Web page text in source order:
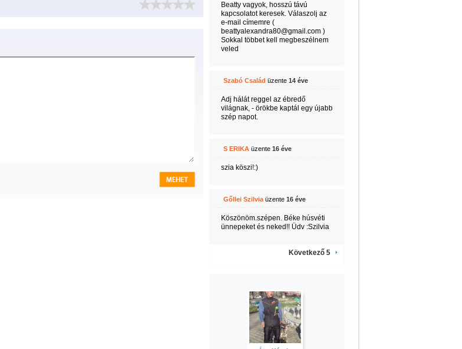
Beatty vagyok, hosszú távú
kapcsolatot keresek. Válaszolj az
e-mail címemre (
beattyalexandra80@gmail.com )
Sokkal többet kell megbeszélnem
veled
Szabó Család üzente 14 éve
Adj hálát reggel az ébredő
világnak, - örökbe kaptál egy újabb
szép napot.
S ERIKAüzente 16 éve
szia köszi!:)
Gőllei Szilviaüzente 16 éve
Köszönöm.szépen. Béke húsvéti
ünnepeket és neked!! Üdv :Szilvia
Következő 5